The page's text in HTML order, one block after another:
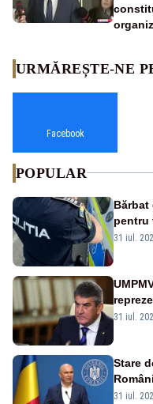
URMĂREȘTE-NE
Facebook
POPULAR
Bărbat
pentru
31 iul.
31 iul.
Stare
a
31 iul.